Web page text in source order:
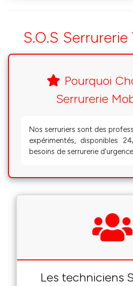
S.O.S
Pourquoi
Serrurerie
Nos serruriers sont des
expérimentés, disponibles
besoins de serrurerie
Les techniciens